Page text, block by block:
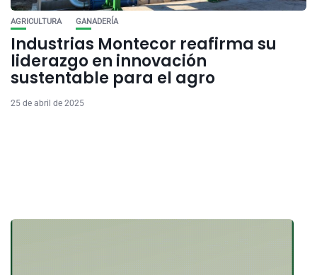
AGRICULTURA GANADERÍA
Industrias Montecor reafirma su
liderazgo en innovación
sustentable para el agro
25 de abril de 2025